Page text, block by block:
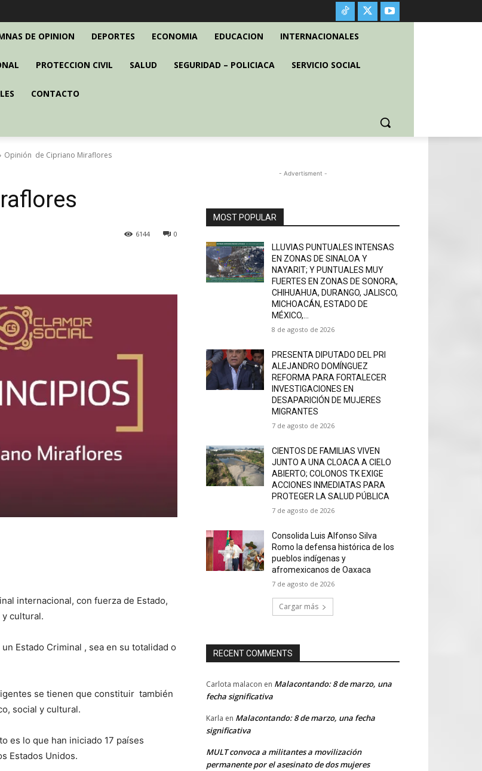
DE OPINION DEPORTES ECONOMIA EDUCACION INTERNACIONALES
PROTECCION CIVIL SALUD SEGURIDAD – POLICIACA SERVICIO SOCIAL
CONTACTO
Opinión de Cipriano Miraflores
0
6144
internacional, con fuerza de Estado,
cultural.
Estado Criminal , sea en su totalidad o
se tienen que constituir también
social y cultural.
es lo que han iniciado 17 países
Estados Unidos.
- Advertisment -
MOST POPULAR
LLUVIAS PUNTUALES INTENSAS
EN ZONAS DE SINALOA Y
NAYARIT; Y PUNTUALES MUY
FUERTES EN ZONAS DE SONORA,
CHIHUAHUA, DURANGO, JALISCO,
MICHOACÁN, ESTADO DE
MÉXICO,...
8 de agosto de 2026
PRESENTA DIPUTADO DEL PRI
ALEJANDRO DOMÍNGUEZ
REFORMA PARA FORTALECER
INVESTIGACIONES EN
DESAPARICIÓN DE MUJERES
MIGRANTES
7 de agosto de 2026
CIENTOS DE FAMILIAS VIVEN
JUNTO A UNA CLOACA A CIELO
ABIERTO; COLONOS TK EXIGE
ACCIONES INMEDIATAS PARA
PROTEGER LA SALUD PÚBLICA
7 de agosto de 2026
Consolida Luis Alfonso Silva
Romo la defensa histórica de los
pueblos indígenas y
afromexicanos de Oaxaca
7 de agosto de 2026
Cargar más
RECENT COMMENTS
Carlota malacon en Malacontando: 8 de marzo, una
fecha significativa
Karla en Malacontando: 8 de marzo, una fecha
significativa
MULT convoca a militantes a movilización
permanente por el asesinato de dos mujeres